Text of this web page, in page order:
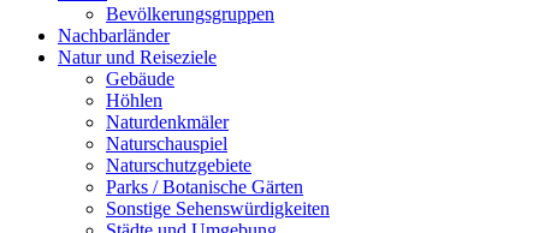
Bevölkerungsgruppen
Nachbarländer
Natur und Reiseziele
Gebäude
Höhlen
Naturdenkmäler
Naturschauspiel
Naturschutzgebiete
Parks / Botanische Gärten
Sonstige Sehenswürdigkeiten